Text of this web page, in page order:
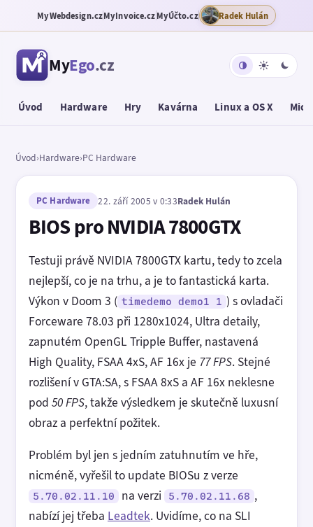
MyWebdesign.czMyInvoice.czMyÚčto.cz Radek Hulán
MyEgo.cz
Úvod Hardware Hry Kavárna Linux a OS X
Úvod›Hardware›PC Hardware
PC Hardware 22. září 2005 v 0:33Radek Hulán
BIOS pro NVIDIA 7800GTX
Testuji právě NVIDIA 7800GTX kartu, tedy to zcela
nejlepší, co je na trhu, a je to fantastická karta.
Výkon v Doom 3 ( timedemo demo1 1 ) s ovladači
Forceware 78.03 při 1280x1024, Ultra detaily,
zapnutém OpenGL Tripple Buffer, nastavená
High Quality, FSAA 4xS, AF 16x je 77 FPS. Stejné
rozlišení v GTA:SA, s FSAA 8xS a AF 16x neklesne
pod 50 FPS, takže výsledkem je skutečně luxusní
obraz a perfektní požitek.
Problém byl jen s jedním zatuhnutím ve hře,
nicméně, vyřešil to update BIOSu z verze
5.70.02.11.10 na verzi 5.70.02.11.68 ,
nabízí jej třeba Leadtek. Uvidíme, co na SLI